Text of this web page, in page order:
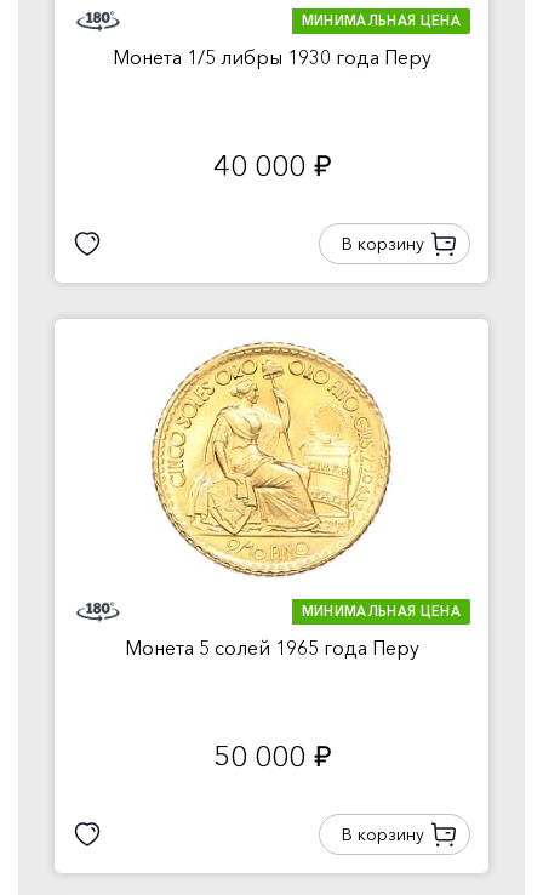
МИНИМАЛЬНАЯ ЦЕНА
Монета 1/5 либры 1930 года Перу
40 000 руб.
В корзину
МИНИМАЛЬНАЯ ЦЕНА
Монета 5 солей 1965 года Перу
50 000 руб.
В корзину